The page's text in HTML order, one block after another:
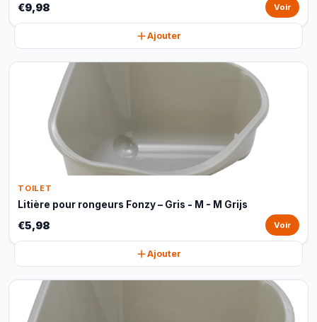
€9,98 Voir
Ajouter
TOILET
Litière pour rongeurs Fonzy – Gris - M - M Grijs
€5,98 Voir
Ajouter